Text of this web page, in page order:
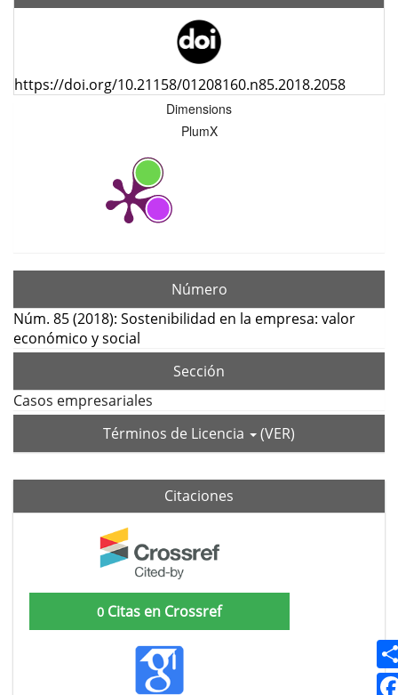
https://doi.org/10.21158/01208160.n85.2018.2058
Dimensions
PlumX
Número
Núm. 85 (2018): Sostenibilidad en la empresa: valor
económico y social
Sección
Casos empresariales
Términos de Licencia
(VER)
Citaciones
0 Citas en Crossref